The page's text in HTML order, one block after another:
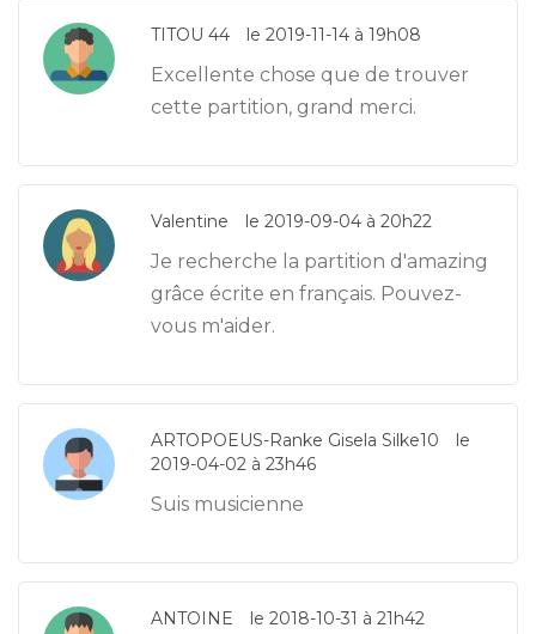
TITOU 44 le 2019-11-14 à 19h08
Excellente chose que de trouver
cette partition, grand merci.
Valentine le 2019-09-04 à 20h22
Je recherche la partition d'amazing
grâce écrite en français. Pouvez-
vous m'aider.
ARTOPOEUS-Ranke Gisela Silke10
le
2019-04-02 à 23h46
Suis musicienne
ANTOINE le 2018-10-31 à 21h42